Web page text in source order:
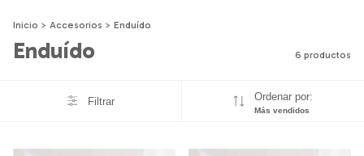
Inicio > Accesorios > Enduído
Enduído 6 productos
Filtrar Ordenar por:
Más vendidos